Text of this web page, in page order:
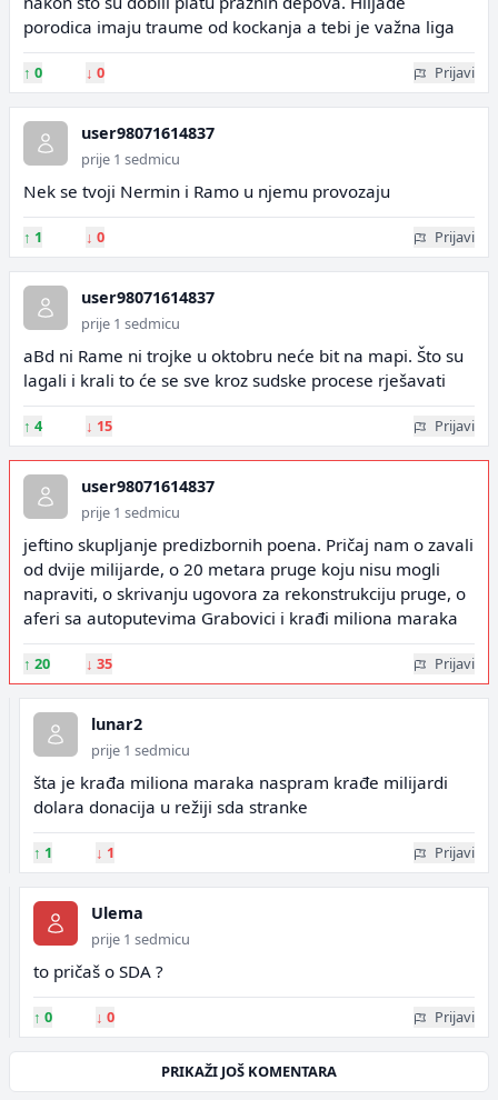
porodica imaju traume od kockanja a tebi je važna liga
↑ 0 ↓ 0 Prijavi
user98071614837
prije 1 sedmicu
Nek se tvoji Nermin i Ramo u njemu provozaju
↑ 1 ↓ 0 Prijavi
user98071614837
prije 1 sedmicu
aBd ni Rame ni trojke u oktobru neće bit na mapi. Što su
lagali i krali to će se sve kroz sudske procese rješavati
↑ 4 ↓ 15 Prijavi
user98071614837
prije 1 sedmicu
jeftino skupljanje predizbornih poena. Pričaj nam o zavali
od dvije milijarde, o 20 metara pruge koju nisu mogli
napraviti, o skrivanju ugovora za rekonstrukciju pruge, o
aferi sa autoputevima Grabovici i krađi miliona maraka
↑ 20 ↓ 35 Prijavi
lunar2
prije 1 sedmicu
šta je krađa miliona maraka naspram krađe milijardi
dolara donacija u režiji sda stranke
↑ 1 ↓ 1 Prijavi
Ulema
prije 1 sedmicu
to pričaš o SDA ?
↑ 0 ↓ 0 Prijavi
PRIKAŽI JOŠ KOMENTARA